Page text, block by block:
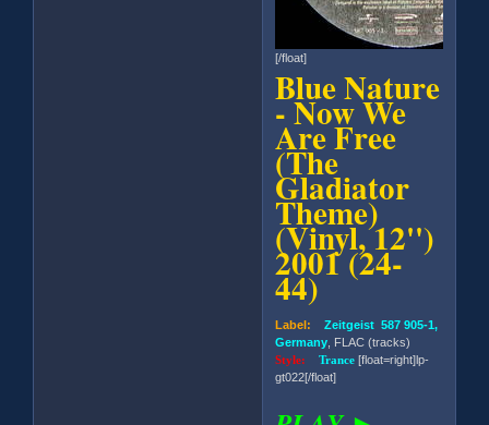
[/float]
Blue Nature
- Now We
Are Free
(The
Gladiator
Theme)
(Vinyl, 12'')
2001 (24-
44)
Label: Zeitgeist 587 905-1,
Germany , FLAC (tracks)
Style:Trance[float=right]lp-
gt022[/float]